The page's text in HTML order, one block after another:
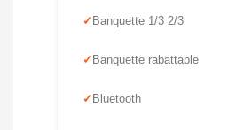
Banquette 1/3 2/3
Banquette rabattable
Bluetooth